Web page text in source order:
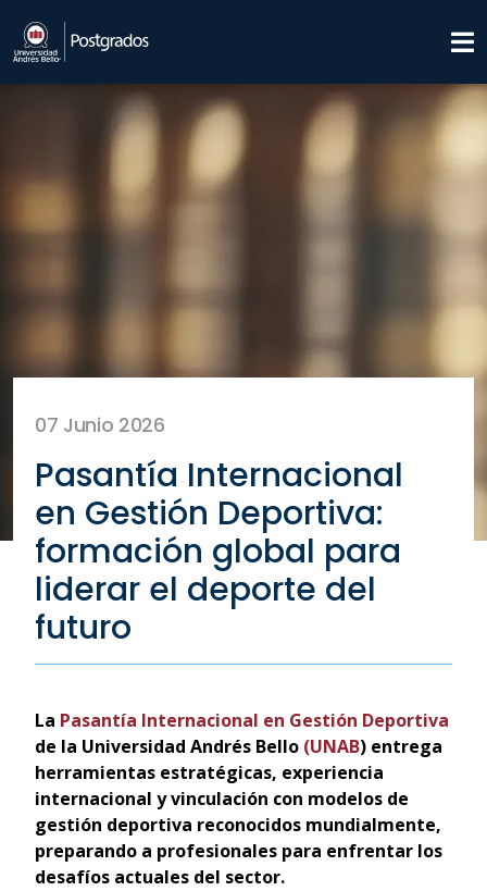
07 Junio 2026
Pasantía Internacional
en Gestión Deportiva:
formación global para
liderar el deporte del
futuro
La Pasantía Internacional en Gestión Deportiva
de la Universidad Andrés Bello (UNAB) entrega
herramientas estratégicas, experiencia
internacional y vinculación con modelos de
gestión deportiva reconocidos mundialmente,
preparando a profesionales para enfrentar los
desafíos actuales del sector.